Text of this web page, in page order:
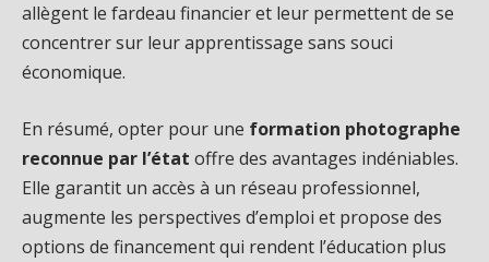
allègent le fardeau financier et leur permettent de se
concentrer sur leur apprentissage sans souci
économique.
En résumé, opter pour une formation photographe
reconnue par l’état offre des avantages indéniables.
Elle garantit un accès à un réseau professionnel,
augmente les perspectives d’emploi et propose des
options de financement qui rendent l’éducation plus